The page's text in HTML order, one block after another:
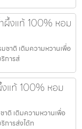
ผึ้งแท้ 100% หอม
ชาติ เติมความหวานเพื่อ
การส่
แท้ 100% หอม
ติ เติมความหวานเพื่อ
การส่งได้ท